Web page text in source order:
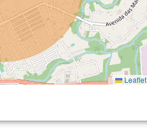
Leaflet